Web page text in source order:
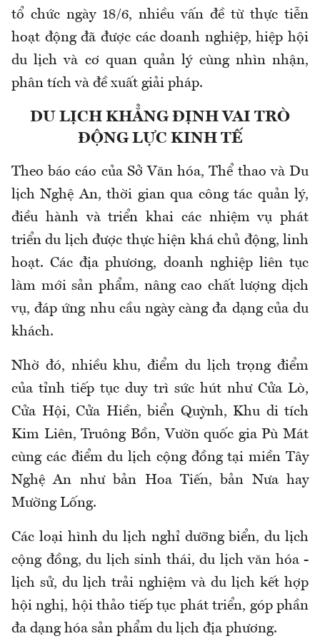
tổ chức ngày 18/6, nhiều vấn đề từ thực tiễn
hoạt động đã được các doanh nghiệp, hiệp hội
du lịch và cơ quan quản lý cùng nhìn nhận,
phân tích và đề xuất giải pháp.
DU LỊCH KHẲNG ĐỊNH VAI TRÒ
ĐỘNG LỰC KINH TẾ
Theo báo cáo của Sở Văn hóa, Thể thao và Du
lịch Nghệ An, thời gian qua công tác quản lý,
điều hành và triển khai các nhiệm vụ phát
triển du lịch được thực hiện khá chủ động, linh
hoạt. Các địa phương, doanh nghiệp liên tục
làm mới sản phẩm, nâng cao chất lượng dịch
vụ, đáp ứng nhu cầu ngày càng đa dạng của du
khách.
Nhờ đó, nhiều khu, điểm du lịch trọng điểm
của tỉnh tiếp tục duy trì sức hút như Cửa Lò,
Cửa Hội, Cửa Hiền, biển Quỳnh, Khu di tích
Kim Liên, Truông Bồn, Vườn quốc gia Pù Mát
cùng các điểm du lịch cộng đồng tại miền Tây
Nghệ An như bản Hoa Tiến, bản Nưa hay
Mường Lống.
Các loại hình du lịch nghỉ dưỡng biển, du lịch
cộng đồng, du lịch sinh thái, du lịch văn hóa -
lịch sử, du lịch trải nghiệm và du lịch kết hợp
hội nghị, hội thảo tiếp tục phát triển, góp phần
đa dạng hóa sản phẩm du lịch địa phương.